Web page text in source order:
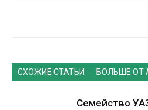
СХОЖИЕ СТАТЬИ БОЛЬШЕ ОТ
Семейство